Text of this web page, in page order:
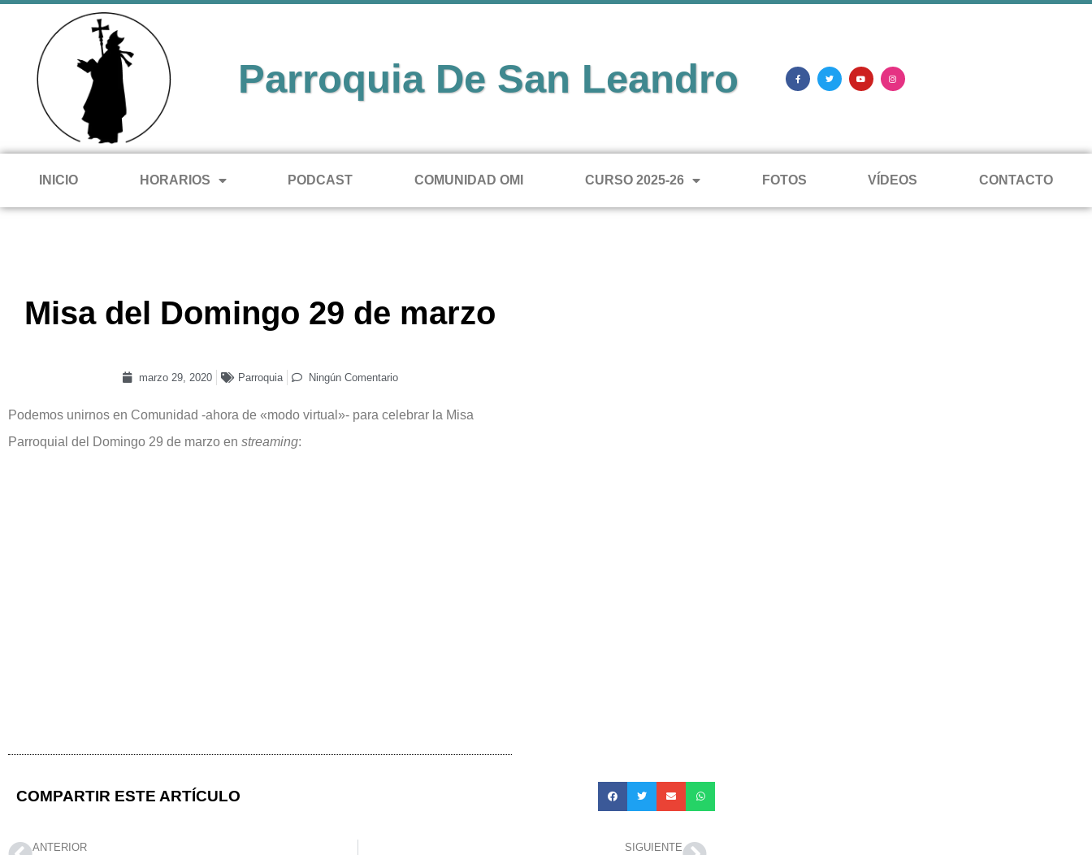
Parroquia De San Leandro
INICIO HORARIOS PODCAST COMUNIDAD OMI CURSO 2025-26 FOTOS VÍDEOS CONTACTO
Misa del Domingo 29 de marzo
marzo 29, 2020 Parroquia Ningún Comentario
Podemos unirnos en Comunidad -ahora de «modo virtual»- para celebrar la Misa
Parroquial del Domingo 29 de marzo en streaming:
COMPARTIR ESTE ARTÍCULO
ANTERIOR
SIGUIENTE